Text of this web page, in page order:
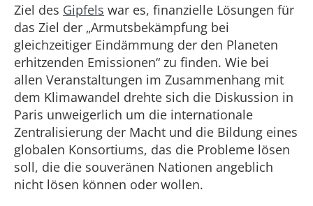
Ziel des Gipfels war es, finanzielle Lösungen für
das Ziel der „Armutsbekämpfung bei
gleichzeitiger Eindämmung der den Planeten
erhitzenden Emissionen“ zu finden. Wie bei
allen Veranstaltungen im Zusammenhang mit
dem Klimawandel drehte sich die Diskussion in
Paris unweigerlich um die internationale
Zentralisierung der Macht und die Bildung eines
globalen Konsortiums, das die Probleme lösen
soll, die die souveränen Nationen angeblich
nicht lösen können oder wollen.